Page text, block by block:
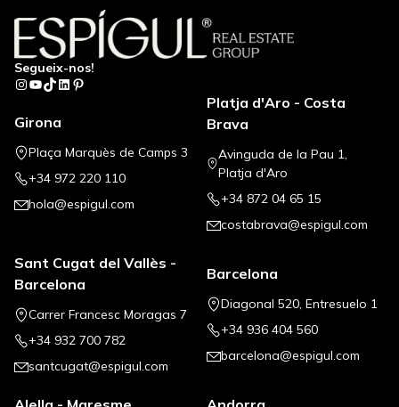
Segueix-nos!
Instagram
YouTube
TikTok
LinkedIn
Pinterest
Girona
Plaça Marquès de Camps 3
+34 972 220 110
hola@espigul.com
Platja d'Aro - Costa
Brava
Avinguda de la Pau 1,
Platja d'Aro
+34 872 04 65 15
costabrava@espigul.com
Sant Cugat del Vallès -
Barcelona
Carrer Francesc Moragas 7
+34 932 700 782
santcugat@espigul.com
Barcelona
Diagonal 520, Entresuelo 1
+34 936 404 560
barcelona@espigul.com